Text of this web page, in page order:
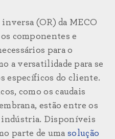
(OR) da MECO
componentes e
para o
a versatilidade para se
específicos do cliente.
como os caudais
estão entre os
indústria. Disponíveis
parte de uma solução